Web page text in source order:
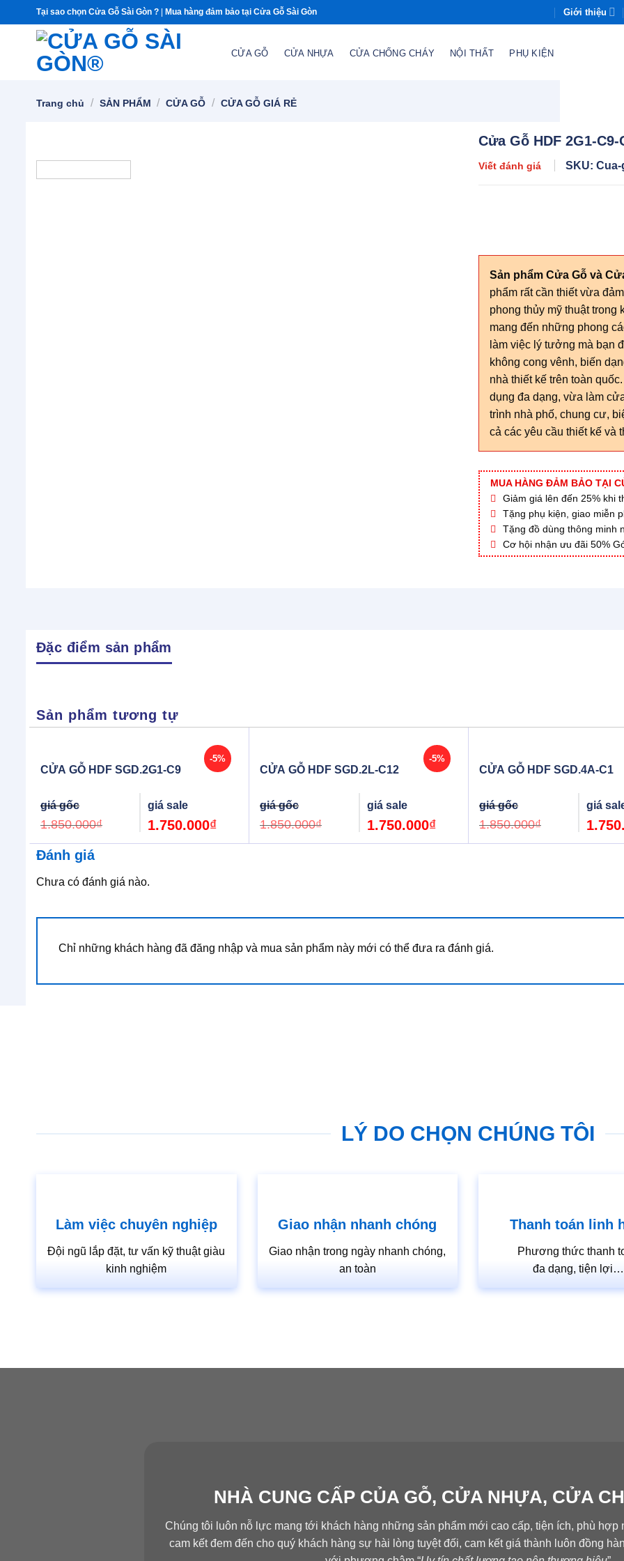
Chuyển
đến
Tại sao chọn Cửa Gỗ Sài Gòn ? Mua hàng đảm bảo tại Cửa Gỗ Sài Gòn Giới thiệu
CỬA GỖ CỬA NHỰA CỬA CHỐNG CHÁY NỘI THẤT PHỤ KIỆN
Trang chủ / SẢN PHẨM / CỬA GỖ / CỬA GỖ GIÁ RẺ
Cửa Gỗ HDF 2G1-C9-
Viết đánh giá SKU: Cua-
Sản phẩm Cửa Gỗ và
phẩm rất cần thiết vừa
phong thủy mỹ thuật trong
mang đến những phong
làm việc lý tưởng mà bạn
không cong vênh, biến
nhà thiết kế trên toàn
dụng đa dạng, vừa làm
trình nhà phố, chung cư,
cả các yêu cầu thiết kế và
MUA HÀNG ĐẢM BẢO TẠI
Giảm giá lên đến 25% khi
Tặng phụ kiện, giao miễn
Tặng đồ dùng thông minh
Cơ hội nhận ưu đãi 50%
Đặc điểm sản phẩm
Sản phẩm tương tự
-5%
CỬA GỖ HDF SGD.2G1-C9
1.850.000₫
price
1.850.000₫.
1.750.000₫
1.750.000₫.
-5%
CỬA GỖ HDF SGD.2L-C12
1.850.000₫
price
1.850.000₫.
1.750.000₫
1.750.000₫.
CỬA GỖ HDF SGD.4A-C1
1.850.000₫
price
Đánh giá
Chưa có đánh giá nào.
Chỉ những khách hàng đã đăng nhập và mua sản phẩm này mới có thể đưa ra đánh giá.
LÝ DO CHỌN CHÚNG TÔI
Làm việc chuyên nghiệp
Đội ngũ lắp đặt, tư vấn kỹ thuật giàu
kinh nghiệm
Giao nhận nhanh chóng
Giao nhận trong ngày nhanh chóng,
an toàn
Thanh toán linh
Phương thức thanh
đa dạng, tiện lợi…
NHÀ CUNG CẤP CỦA GỖ, CỬA NHỰA, CỬA
Chúng tôi luôn nỗ lực mang tới khách hàng những sản phẩm mới cao cấp, tiện ích, phù
cam kết đem đến cho quý khách hàng sự hài lòng tuyệt đối, cam kết giá thành luôn đồng